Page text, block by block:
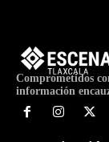
Comprometidos
información